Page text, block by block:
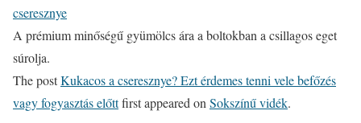
cseresznye
A prémium minőségű gyümölcs ára a boltokban a csillagos eget
súrolja.
The postKukacos a cseresznye? Ezt érdemes tenni vele befőzés
vagy fogyasztás előttfirst appeared onSokszínű vidék.